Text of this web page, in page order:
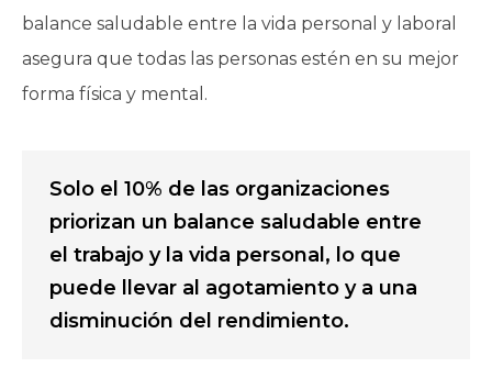
balance saludable entre la vida personal y laboral
asegura que todas las personas estén en su mejor
forma física y mental.
Solo el 10% de las organizaciones
priorizan un balance saludable entre
el trabajo y la vida personal, lo que
puede llevar al agotamiento y a una
disminución del rendimiento.